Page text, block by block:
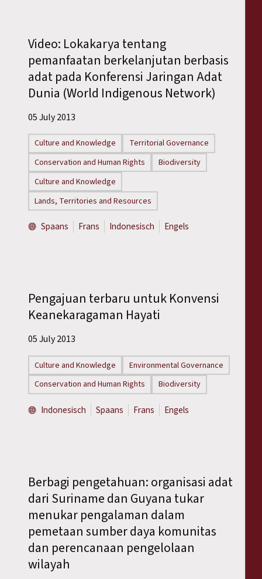
Video: Lokakarya tentang
pemanfaatan berkelanjutan berbasis
adat pada Konferensi Jaringan Adat
Dunia (World Indigenous Network)
05 July 2013
Culture and Knowledge
Territorial Governance
Conservation and Human Rights
Biodiversity
Culture and Knowledge
Lands, Territories and Resources
Spaans Frans Indonesisch Engels
Pengajuan terbaru untuk Konvensi
Keanekaragaman Hayati
05 July 2013
Culture and Knowledge
Environmental Governance
Conservation and Human Rights
Biodiversity
Indonesisch Spaans Frans Engels
Berbagi pengetahuan: organisasi adat
dari Suriname dan Guyana tukar
menukar pengalaman dalam
pemetaan sumber daya komunitas
dan perencanaan pengelolaan
wilayah